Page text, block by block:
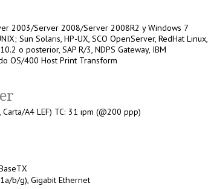
2003/Server 2008/Server 2008R2 y Windows 7
Sun Solaris, HP-UX, SCO OpenServer, RedHat Linux,
o posterior, SAP R/3, NDPS Gateway, IBM
OS/400 Host Print Transform
A4 LEF) TC: 31 ipm (@200 ppp)
b/g), Gigabit Ethernet